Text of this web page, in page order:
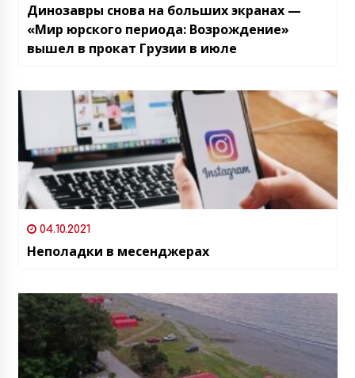
Динозавры снова на больших экранах —
«Мир юрского периода: Возрождение»
вышел в прокат Грузии в июле
04.10.2021
Неполадки в месенджерах